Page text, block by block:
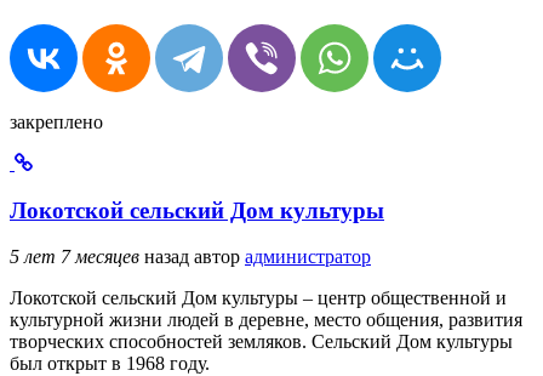
закреплено
Локотской сельский Дом культуры
5 лет 7 месяцев назад автор администратор
Локотской сельский Дом культуры – центр общественной и
культурной жизни людей в деревне, место общения, развития
творческих способностей земляков. Сельский Дом культуры
был открыт в 1968 году.